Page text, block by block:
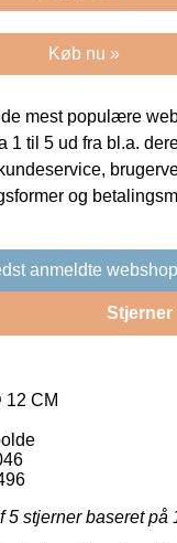
Køb nu »
mest populære
1 til 5 ud fra bl.a.
og
anmeldte
Stjerner
12 CM
5 stjerner baseret på